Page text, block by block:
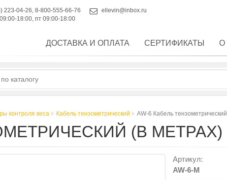
223-04-26, 8-800-555-66-76
ellevin@inbox.ru
18:00, пт 09:00-18:00
ДОСТАВКА И ОПЛАТА СЕРТИФИКАТЫ О
контроля веса Кабель тензометрический AW-6 Кабель
(В МЕТРАХ)
Артикул:
AW-6-M